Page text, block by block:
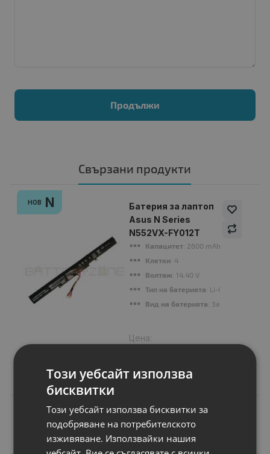
Продължи
Свързани продукти
НОВ N
Батерия за лаптоп
Asus N Series
N552VX-FY012T
Капацитет: 2600 mAh
Клетки: 4
Волтаж: 14.40 V
Тип на батерията: Li-Ion
Вид на батерията: Заместител
Цена:
Подобни продукти
Този уебсайт използва
бисквитки
Този уебсайт използва бисквитки за
подобряване на потребителското
изживяване. Използвайки нашия